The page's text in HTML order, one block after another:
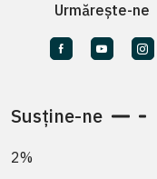
Urmărește-ne
Susține-ne
2%